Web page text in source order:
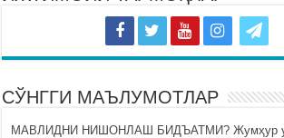
СЎНГГИ МАЪЛУМОТЛАР
МАВЛИДНИ НИШОНЛАШ БИДЪАТМИ? Жумҳур